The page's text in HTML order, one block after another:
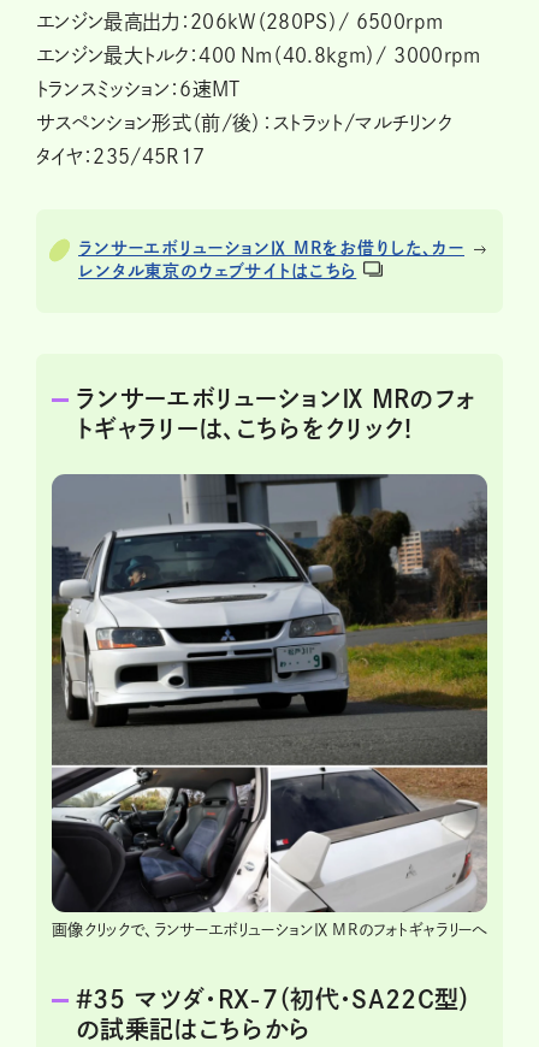
エンジン最高出力：２０６kW（２８０PS）/ 6500rpm
エンジン最大トルク：400 Nm（４０.８kgm）/ 3000rpm
トランスミッション：6速MT
サスペンション形式（前/後）：ストラット/マルチリンク
タイヤ：２３5/45R1７
ランサーエボリューションⅨ MRをお借りした、カー
レンタル東京のウェブサイトはこちら
ランサーエボリューションⅨ MRのフォ
トギャラリーは、こちらをクリック!
画像クリックで、ランサーエボリューションⅨ MRのフォトギャラリーへ
＃35 マツダ・RX-7（初代・SA22C型）
の試乗記はこちらから